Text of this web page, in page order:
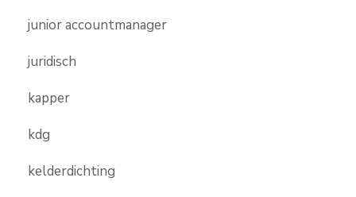
junior accountmanager
juridisch
kapper
kdg
kelderdichting